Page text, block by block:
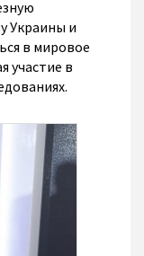
Украины и
в мировое
участие в